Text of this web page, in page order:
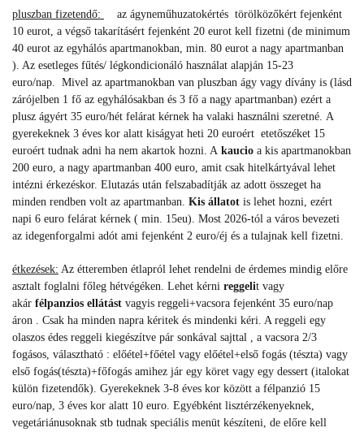
pluszban fizetendő:
az ágyneműhuzatokértés törölközőkért fejenként
10 eurot, a végső takarításért fejenként 20 eurot kell fizetni (de minimum
40 eurot az egyhálós apartmanokban, min. 80 eurot a nagy apartmanban
). Az esetleges fűtés/ légkondicionáló használat alapján 15-23
euro/nap. Mivel az apartmanokban van pluszban ágy vagy dívány is (lásd
zárójelben 1 fő az egyhálósakban és 3 fő a nagy apartmanban) ezért a
plusz ágyért 35 euro/hét felárat kérnek ha valaki használni szeretné. A
gyerekeknek 3 éves kor alatt kiságyat heti 20 euroért etetőszéket 15
euroért tudnak adni ha nem akartok hozni. A kaucio a kis apartmanokban
200 euro, a nagy apartmanban 400 euro, amit csak hitelkártyával lehet
intézni érkezéskor. Elutazás után felszabadítják az adott összeget ha
minden rendben volt az apartmanban. Kis állatot is lehet hozni, ezért
napi 6 euro felárat kérnek ( min. 15eu). Most 2026-tól a város bevezeti
az idegenforgalmi adót ami fejenként 2 euro/éj és a tulajnak kell fizetni.
étkezések: Az étteremben étlapról lehet rendelni de érdemes mindig előre
asztalt foglalni főleg hétvégéken. Lehet kérni reggelit vagy
akár félpanzios ellátást vagyis reggeli+vacsora fejenként 35 euro/nap
áron . Csak ha minden napra kéritek és mindenki kéri. A reggeli egy
olaszos édes reggeli kiegészítve pár sonkával sajttal , a vacsora 2/3
fogásos, választható : előétel+főétel vagy előétel+első fogás (tészta) vagy
első fogás(tészta)+főfogás amihez jár egy köret vagy egy dessert (italokat
külön fizetendők). Gyerekeknek 3-8 éves kor között a félpanzió 15
euro/nap, 3 éves kor alatt 10 euro. Egyébként lisztérzékenyeknek,
vegetáriánusoknak stb tudnak speciális menüt készíteni, de előre kell